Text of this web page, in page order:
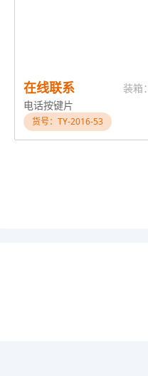
在线联系
装箱
电话按键片
货号：TY-2016-53